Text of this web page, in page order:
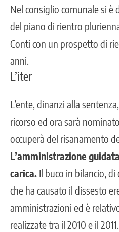
Nel consiglio comunale si è
del piano di rientro
Conti con un prospetto di
anni.
L’iter
L’ente, dinanzi alla
ricorso ed ora sarà
occuperà del risanamento
L’amministrazione
carica. Il buco in bilancio,
che ha causato il dissesto
amministrazioni ed è
realizzate tra il 2010 e il 2011.